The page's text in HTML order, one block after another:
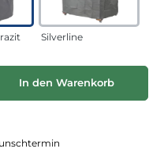
Silverline
ein oder benutze die
In den Warenkorb